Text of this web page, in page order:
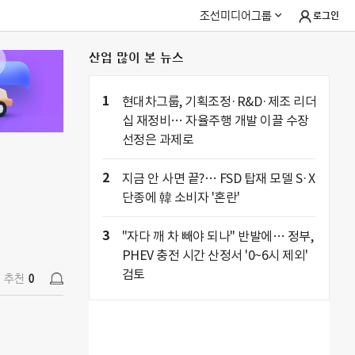
조선미디어그룹 로그인
추천 0
산업 많이 본 뉴스